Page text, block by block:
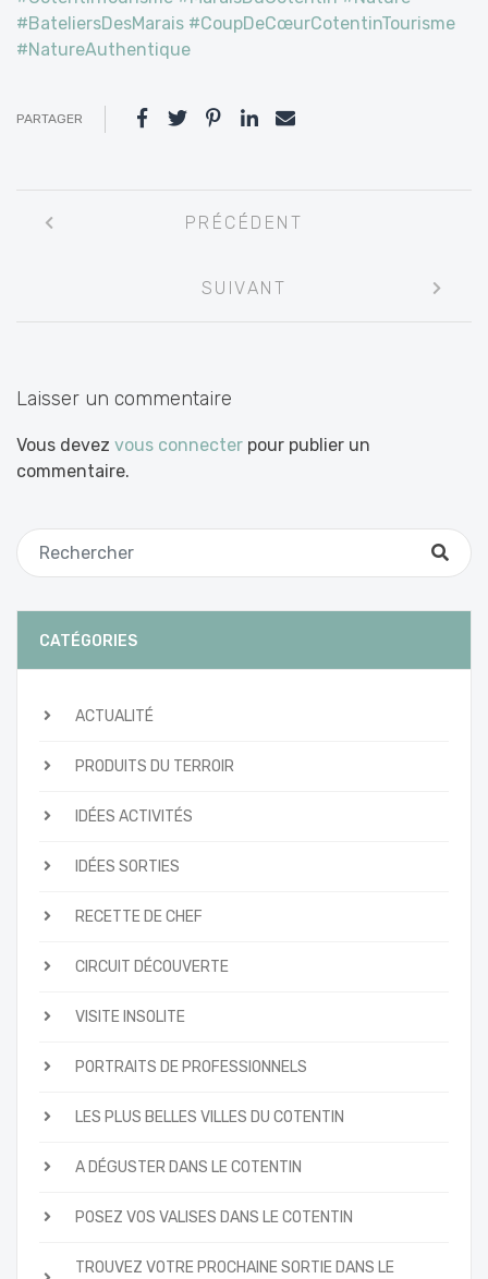
#BateliersDesMarais #CoupDeCœurCotentinTourisme
#NatureAuthentique
PARTAGER
entre
PRÉCÉDENT
SUIVANT
Laisser un commentaire
Vous devez vous connecter pour publier un
commentaire.
CATÉGORIES
ACTUALITÉ
PRODUITS DU TERROIR
IDÉES ACTIVITÉS
IDÉES SORTIES
RECETTE DE CHEF
CIRCUIT DÉCOUVERTE
VISITE INSOLITE
PORTRAITS DE PROFESSIONNELS
LES PLUS BELLES VILLES DU COTENTIN
A DÉGUSTER DANS LE COTENTIN
POSEZ VOS VALISES DANS LE COTENTIN
TROUVEZ VOTRE PROCHAINE SORTIE DANS LE